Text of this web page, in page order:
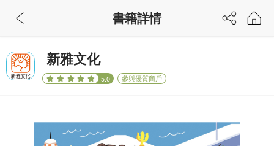
新雅文化
5.0 參與優質商戶
書籍詳情